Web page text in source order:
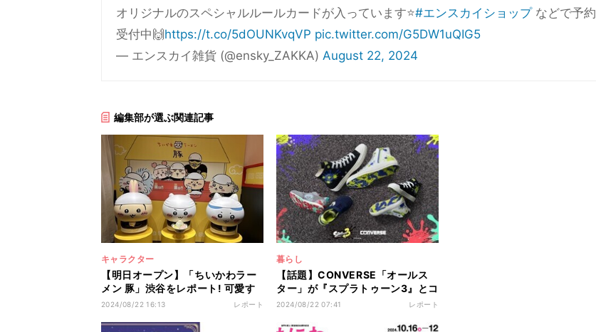
オリジナルのスペシャルルールカードが入っています⭐️#エンスカイショップなどで予約
受付中🙌https://t.co/5dOUNKvqVP pic.twitter.com/G5DW1uQIG5
— エンスカイ雑貨 (@ensky_ZAKKA) August 22, 2024
編集部が選ぶ関連記事
キャラクター
【明日オープン】「ちいかわラー
メン 豚」渋谷をレポート! 可愛す
ぎる内装に全部そろえたくなるオ
2024/08/22 16:13 レポート
暮らし
【話題】CONVERSE「オールス
ター」が『スプラトゥーン3』とコ
ラボ! - アッパーに靴底にハトメ
デザイン
2024/08/22 07:41 レポート